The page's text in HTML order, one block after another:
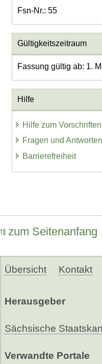
Fsn-Nr.: 55
Gültigkeitszeitraum
Fassung gültig ab: 1.
Hilfe
Hilfe zum
Fragen und Antworten
Barrierefreiheit
zum Seitenanfang
Übersicht Kontakt
Herausgeber
Sächsische
Verwandte Portale